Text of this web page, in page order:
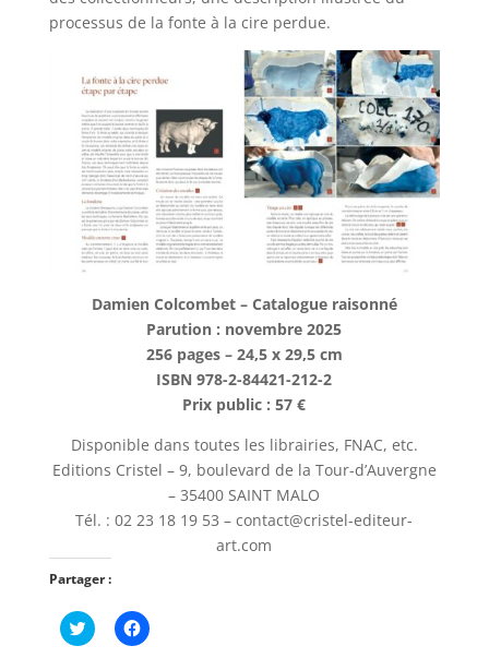
processus de la fonte à la cire perdue.
Damien Colcombet – Catalogue raisonné
Parution : novembre 2025
256 pages – 24,5 x 29,5 cm
ISBN 978-2-84421-212-2
Prix public : 57 €
Disponible dans toutes les librairies, FNAC, etc.
Editions Cristel – 9, boulevard de la Tour-d’Auvergne
– 35400 SAINT MALO
Tél. : 02 23 18 19 53 – contact@cristel-editeur-
art.com
Partager :
C
l
C
l